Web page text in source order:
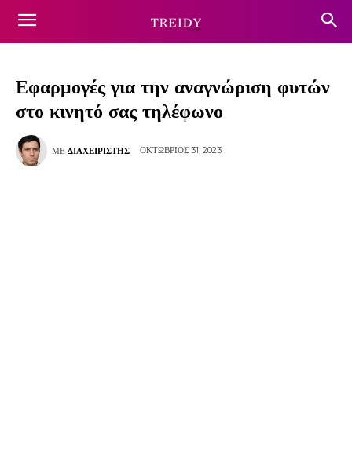
Εφαρμογές για την αναγνώριση φυτών
στο κινητό σας τηλέφωνο
ΜΕ ΔΙΑΧΕΙΡΙΣΤΉΣ ΟΚΤΏΒΡΙΟΣ 31, 2023